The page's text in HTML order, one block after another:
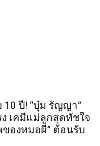
ปี! “บุ๋ม รัญญา”
ง เคมีแม่ลูกสุดทัชใจ
องหมอผี” ต้อนรับ